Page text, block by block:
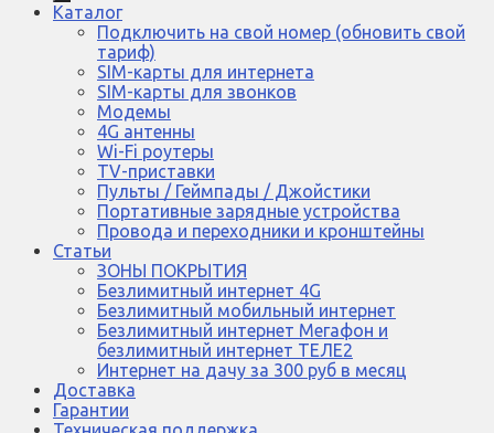
Каталог
Подключить на свой номер (обновить свой
тариф)
SIM-карты для интернета
SIM-карты для звонков
Модемы
4G антенны
Wi-Fi роутеры
TV-приставки
Пульты / Геймпады / Джойстики
Портативные зарядные устройства
Провода и переходники и кронштейны
Статьи
ЗОНЫ ПОКРЫТИЯ
Безлимитный интернет 4G
Безлимитный мобильный интернет
Безлимитный интернет Мегафон и
безлимитный интернет ТЕЛЕ2
Интернет на дачу за 300 руб в месяц
Доставка
Гарантии